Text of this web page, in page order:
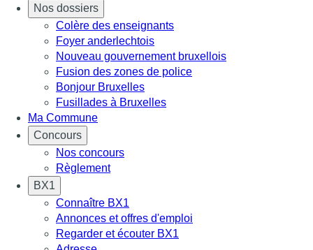
Nos dossiers
Colère des enseignants
Foyer anderlechtois
Nouveau gouvernement bruxellois
Fusion des zones de police
Bonjour Bruxelles
Fusillades à Bruxelles
Ma Commune
Concours
Nos concours
Règlement
BX1
Connaître BX1
Annonces et offres d'emploi
Regarder et écouter BX1